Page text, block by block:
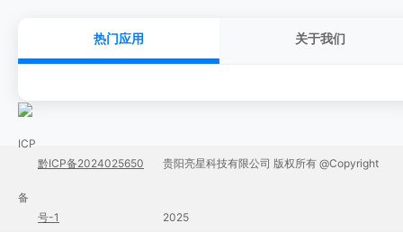
热门应用 关于我们
黔ICP备2024025650
号-1
贵阳亮星科技有限公司 版权所有 @Copyright
2025